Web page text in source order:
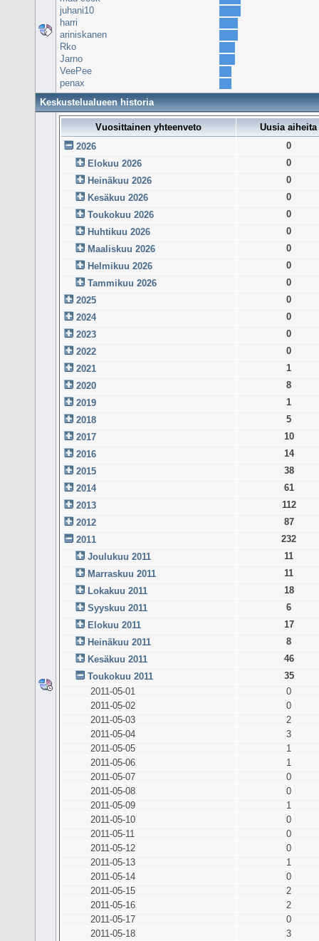
juhani10
harri
ariniskanen
Rko
Jarno
VeePee
penax
Keskustelualueen historia
Vuosittainen yhteenveto
Uusia aiheita
2026
0
Elokuu 2026
0
Heinäkuu 2026
0
Kesäkuu 2026
0
Toukokuu 2026
0
Huhtikuu 2026
0
Maaliskuu 2026
0
Helmikuu 2026
0
Tammikuu 2026
0
2025
0
2024
0
2023
0
2022
0
2021
1
2020
8
2019
1
2018
5
2017
10
2016
14
2015
38
2014
61
2013
112
2012
87
2011
232
Joulukuu 2011
11
Marraskuu 2011
11
Lokakuu 2011
18
Syyskuu 2011
6
Elokuu 2011
17
Heinäkuu 2011
8
Kesäkuu 2011
46
Toukokuu 2011
35
2011-05-01
0
2011-05-02
0
2011-05-03
2
2011-05-04
3
2011-05-05
1
2011-05-06
1
2011-05-07
0
2011-05-08
0
2011-05-09
1
2011-05-10
0
2011-05-11
0
2011-05-12
0
2011-05-13
1
2011-05-14
0
2011-05-15
2
2011-05-16
2
2011-05-17
0
2011-05-18
3